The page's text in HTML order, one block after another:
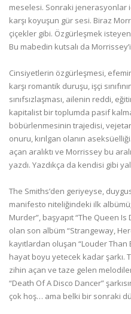
meselesi. Sonraki jenerasyonlar
karşı koyuşun gür sesi. Biraz
çiçekler gibi. Özgürleşmek
Bu mabedin kutsalı da
Cinsiyetlerin özgürleşmesi,
karşı romantik duruşu, işçi
sınıfsızlaşması, ailenin reddi,
kapitalist bir toplumda pasif
böbürlenmesinin trajedisi,
onuru, kırılgan olanın
açan aralıktı ve Morrissey bu
yazdı. Yazdıkça da kendisi gibi
The Smiths’den geriyeyse,
manifesto niteliğindeki ilk
Murder”, başyapıt “The Queen
olan son albüm “Strangeway,
kayıtlardan oluşan “Louder
hayat boyu yetecek kadar şarkı.
zihin açan ve taze gelen
“Death Of A Disco Dancer”
çok hoş… ama belki bir sonraki